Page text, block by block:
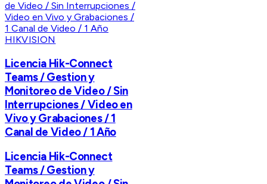
HIKVISION
Licencia Hik-Connect
Teams / Gestion y
Monitoreo de Video / Sin
Interrupciones / Video en
Vivo y Grabaciones / 1
Canal de Video / 1 Año
Licencia Hik-Connect
Teams / Gestion y